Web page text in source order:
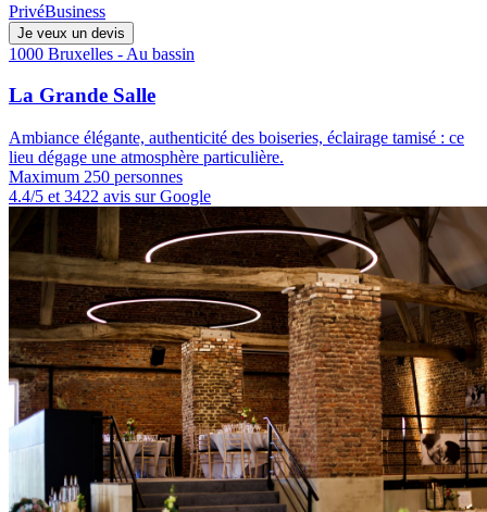
PrivéBusiness
Je veux un devis
1000 Bruxelles - Au bassin
La Grande Salle
Ambiance élégante, authenticité des boiseries, éclairage tamisé : ce
lieu dégage une atmosphère particulière.
Maximum 250 personnes
4.4/5 et 3422 avis sur Google